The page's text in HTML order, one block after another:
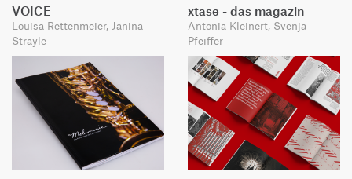
VOICE
Louisa Rettenmeier, Janina
Strayle
xtase - das magazin
Antonia Kleinert, Svenja
Pfeiffer